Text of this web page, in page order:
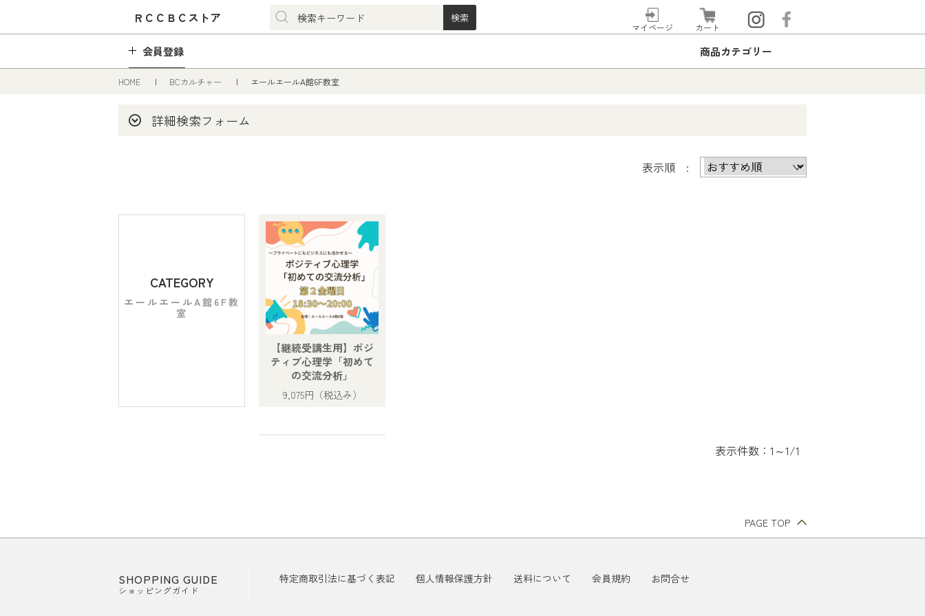
ＲＣＣＢＣストア
マイページ カート
会員登録 商品カテゴリー
HOME BCカルチャー エールエールA館6F教室
詳細検索フォーム
表示順 :
CATEGORY
エールエールA館6F教
室
【継続受講生用】ポジ
ティブ心理学「初めて
の交流分析」
9,075円 （税込み）
表示件数：1～1/1
PAGE TOP
SHOPPING GUIDE
ショッピングガイド
特定商取引法に基づく表記 個人情報保護方針 送料について 会員規約 お問合せ